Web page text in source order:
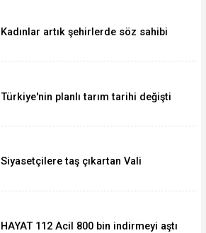
Kadınlar artık şehirlerde söz sahibi
Türkiye'nin planlı tarım tarihi değişti
Siyasetçilere taş çıkartan Vali
HAYAT 112 Acil 800 bin indirmeyi aştı